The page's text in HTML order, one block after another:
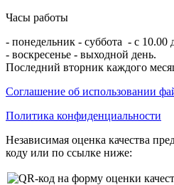
Часы работы
- понедельник - суббота - с 10.00
- воскресенье - выходной день.
Последний вторник каждого
Соглашение об использовании
Политика конфиденциальности
Независимая оценка качества
коду или по ссылке ниже: